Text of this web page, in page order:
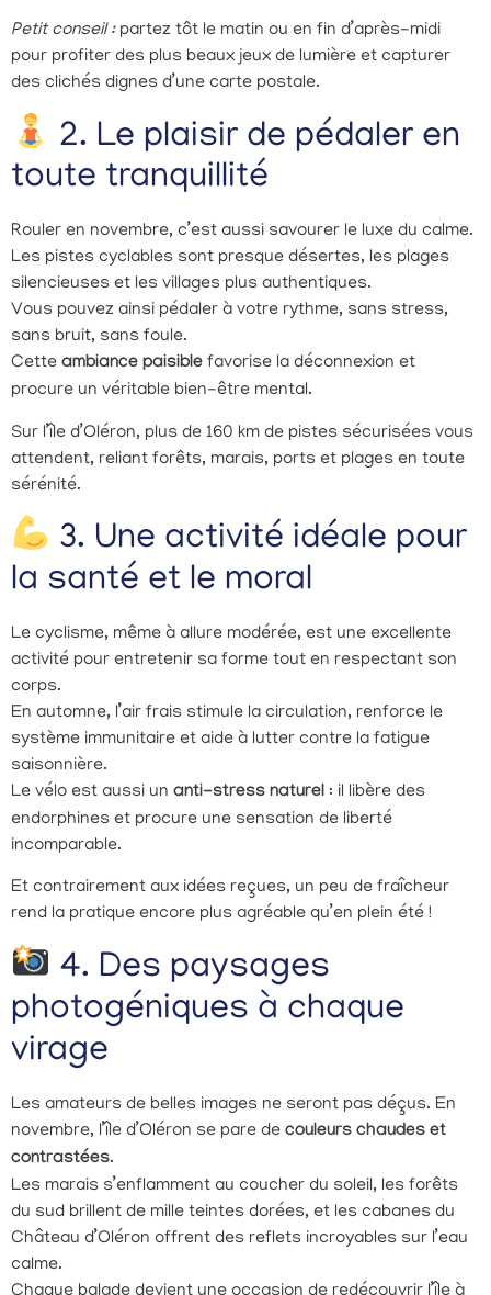
Petit conseil :partez tôt le matin ou en fin d’après-midi
pour profiter des plus beaux jeux de lumière et capturer
des clichés dignes d’une carte postale.
2. Le plaisir de pédaler en
toute tranquillité
Rouler en novembre, c’est aussi savourer le luxe du calme.
Les pistes cyclables sont presque désertes, les plages
silencieuses et les villages plus authentiques.
Vous pouvez ainsi pédaler à votre rythme, sans stress,
sans bruit, sans foule.
Cette ambiance paisible favorise la déconnexion et
procure un véritable bien-être mental.
Sur l’île d’Oléron, plus de 160 km de pistes sécurisées vous
attendent, reliant forêts, marais, ports et plages en toute
sérénité.
3. Une activité idéale pour
la santé et le moral
Le cyclisme, même à allure modérée, est une excellente
activité pour entretenir sa forme tout en respectant son
corps.
En automne, l’air frais stimule la circulation, renforce le
système immunitaire et aide à lutter contre la fatigue
saisonnière.
Le vélo est aussi un anti-stress naturel : il libère des
endorphines et procure une sensation de liberté
incomparable.
Et contrairement aux idées reçues, un peu de fraîcheur
rend la pratique encore plus agréable qu’en plein été !
4. Des paysages
photogéniques à chaque
virage
Les amateurs de belles images ne seront pas déçus. En
novembre, l’île d’Oléron se pare de couleurs chaudes et
contrastées.
Les marais s’enflamment au coucher du soleil, les forêts
du sud brillent de mille teintes dorées, et les cabanes du
Château d’Oléron offrent des reflets incroyables sur l’eau
calme.